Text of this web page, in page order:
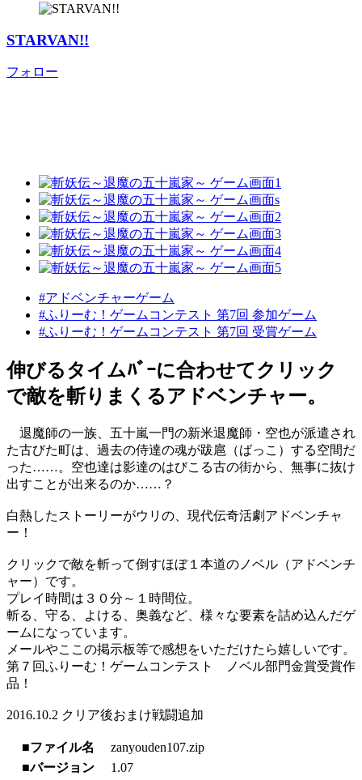
STARVAN!!
フォロー
#アドベンチャーゲーム
#ふりーむ！ゲームコンテスト 第7回 参加ゲーム
#ふりーむ！ゲームコンテスト 第7回 受賞ゲーム
伸びるタイムﾊﾞｰに合わせてクリック
で敵を斬りまくるアドベンチャー。
退魔師の一族、五十嵐一門の新米退魔師・空也が派遣され
た古びた町は、過去の侍達の魂が跋扈（ばっこ）する空間だ
った……。空也達は影達のはびこる古の街から、無事に抜け
出すことが出来るのか……？
白熱したストーリーがウリの、現代伝奇活劇アドベンチャ
ー！
クリックで敵を斬って倒すほぼ１本道のノベル（アドベンチ
ャー）です。
プレイ時間は３０分～１時間位。
斬る、守る、よける、奥義など、様々な要素を詰め込んだゲ
ームになっています。
メールやここの掲示板等で感想をいただけたら嬉しいです。
第７回ふりーむ！ゲームコンテスト ノベル部門金賞受賞作
品！
2016.10.2 クリア後おまけ戦闘追加
■ファイル名
zanyouden107.zip
■バージョン
1.07